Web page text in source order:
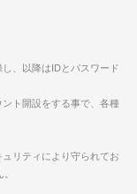
、以降はIDとパスワード
ト開設をする事で、各種
リティにより守られてお